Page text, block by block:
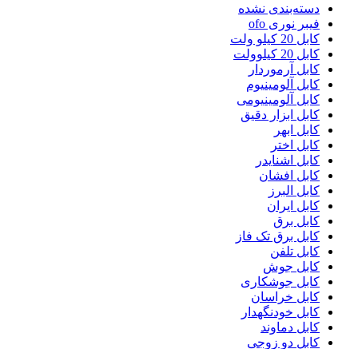
دسته‌بندی نشده
فیبر نوری ofo
کابل 20 کیلو ولت
کابل 20 کیلوولت
کابل آرموردار
کابل آلومینیوم
کابل آلومینیومی
کابل ابزار دقیق
کابل ابهر
کابل اختر
کابل اشنایدر
کابل افشان
کابل البرز
کابل ایران
کابل برق
کابل برق تک فاز
کابل تلفن
کابل جوش
کابل جوشکاری
کابل خراسان
کابل خودنگهدار
کابل دماوند
کابل دو زوجی